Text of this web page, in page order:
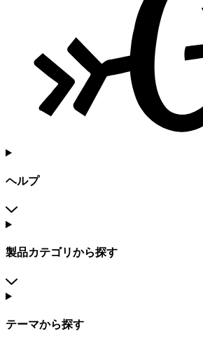
ヘルプ
製品カテゴリから探す
テーマから探す